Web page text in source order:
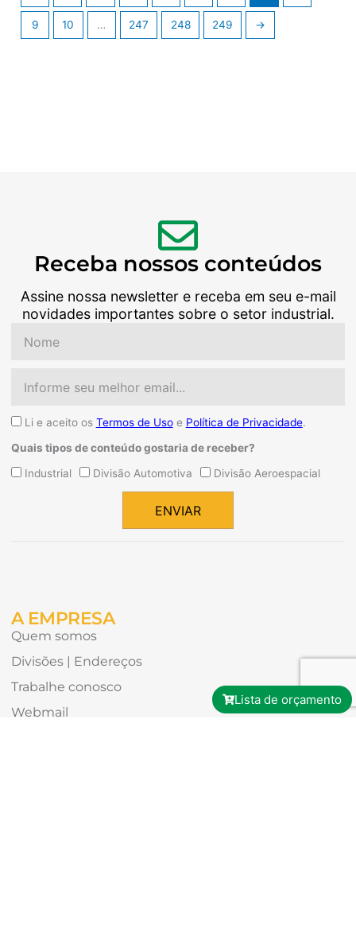
9 10 … 247 248 249 →
Receba nossos conteúdos
Assine nossa newsletter e receba em seu e-mail
novidades importantes sobre o setor industrial.
AceiteLi e aceito os Termos de Usoe Política de Privacidade.
Quais tipos de conteúdo gostaria de receber?
QuaisIndustrial Divisão Automotiva Divisão Aeroespacial
ENVIAR
A EMPRESA
Quem somos
Divisões | Endereços
Trabalhe conosco
Webmail
Lista de orçamento